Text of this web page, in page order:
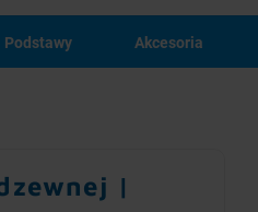
Podstawy Akcesoria
|